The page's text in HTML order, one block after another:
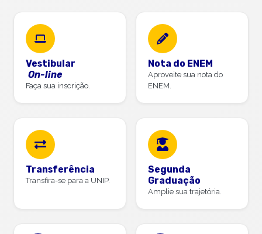
Vestibular
On-line
Faça sua inscrição.
Nota do ENEM
Aproveite sua nota do
ENEM.
Transferência
Transfira-se para a UNIP.
Segunda
Graduação
Amplie sua trajetória.